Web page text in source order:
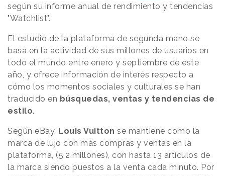
según su informe anual de rendimiento y tendencias
"Watchlist".
El estudio de la plataforma de segunda mano se
basa en la actividad de sus millones de usuarios en
todo el mundo entre enero y septiembre de este
año, y ofrece información de interés respecto a
cómo los momentos sociales y culturales se han
traducido en búsquedas, ventas y tendencias de
estilo.
Según eBay, Louis Vuitton se mantiene como la
marca de lujo con más compras y ventas en la
plataforma, (5,2 millones), con hasta 13 artículos de
la marca siendo puestos a la venta cada minuto. Por